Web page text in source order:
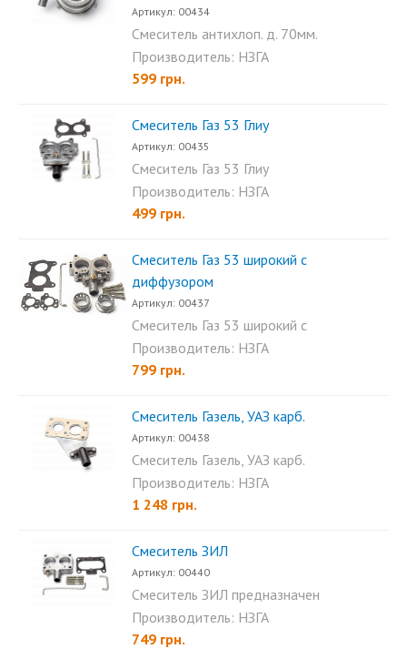
Артикул: 00434
Смеситель антихлоп. д. 70мм.
Газель инж. НЗГА...
Производитель: НЗГА
599 грн.
Смеситель Газ 53 Глиу
Артикул: 00435
Смеситель Газ 53 Глиу
предназначен для систем...
Производитель: НЗГА
499 грн.
Смеситель Газ 53 широкий с
диффузором
Артикул: 00437
Смеситель Газ 53 широкий с
диффузором...
Производитель: НЗГА
799 грн.
Смеситель Газель, УАЗ карб.
Артикул: 00438
Смеситель Газель, УАЗ карб.
предназначен для...
Производитель: НЗГА
1 248 грн.
Смеситель ЗИЛ
Артикул: 00440
Смеситель ЗИЛ предназначен
для систем...
Производитель: НЗГА
749 грн.